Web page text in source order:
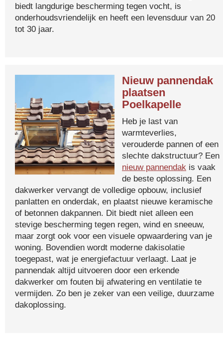
biedt langdurige bescherming tegen vocht, is
onderhoudsvriendelijk en heeft een levensduur van 20
tot 30 jaar.
Nieuw pannendak
plaatsen
Poelkapelle
Heb je last van
warmteverlies,
verouderde pannen of een
slechte dakstructuur? Een
nieuw pannendak is vaak
de beste oplossing. Een
dakwerker vervangt de volledige opbouw, inclusief
panlatten en onderdak, en plaatst nieuwe keramische
of betonnen dakpannen. Dit biedt niet alleen een
stevige bescherming tegen regen, wind en sneeuw,
maar zorgt ook voor een visuele opwaardering van je
woning. Bovendien wordt moderne dakisolatie
toegepast, wat je energiefactuur verlaagt. Laat je
pannendak altijd uitvoeren door een erkende
dakwerker om fouten bij afwatering en ventilatie te
vermijden. Zo ben je zeker van een veilige, duurzame
dakoplossing.